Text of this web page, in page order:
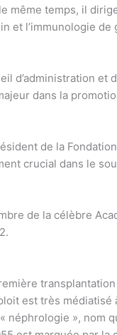
même temps, il
et l’immunologie de
d’administration et
dans la
de la
crucial dans le
de la célèbre
est très médiatisé
néphrologie », nom